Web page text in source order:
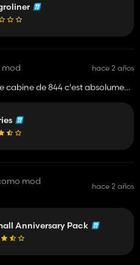
hace 2 años
cabine de 844 c'est absolument
mod hace 2 años
Anniversary Pack